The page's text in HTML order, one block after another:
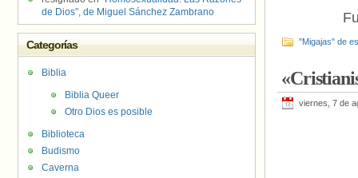
"Migajas" de
viernes, 7 de
de Dios”, de Miguel Sánchez Zambrano
Categorías
Biblia
Biblia Queer
Otro Dios es posible
Biblioteca
Budismo
Caverna